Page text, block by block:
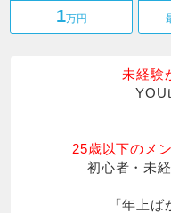
1万円
未経験
25歳以下のメ
初心者・未
「年上ば